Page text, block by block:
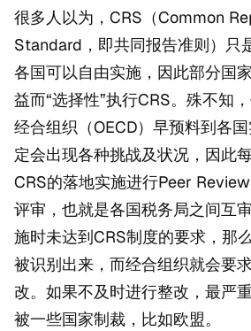
很多人以为，CRS（Common
Standard，即共同报告准则）只
各国可以自由实施，因此部分国
益而“选择性”执行CRS。殊不知
经合组织（OECD）早预料到各
定会出现各种挑战及状况，因此
CRS的落地实施进行Peer
评审，也就是各国税务局之间互
施时未达到CRS制度的要求，那
被识别出来，而经合组织就会要
改。如果不及时进行整改，最严
被一些国家制裁，比如欧盟。